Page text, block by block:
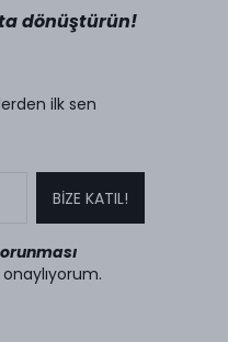
dönüştürün!
ilk sen
BİZE KATIL!